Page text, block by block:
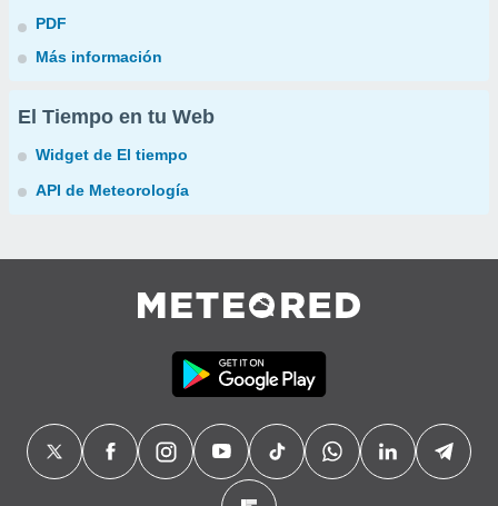
PDF
Más información
El Tiempo en tu Web
Widget de El tiempo
API de Meteorología